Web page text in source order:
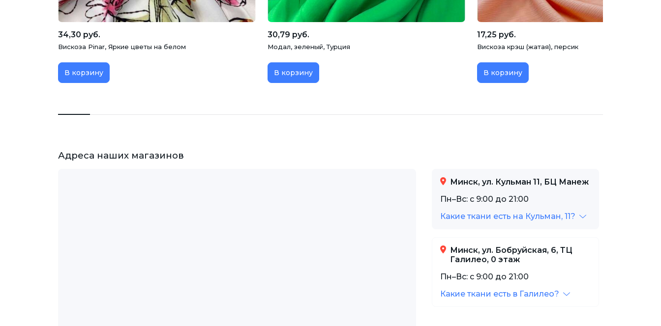
34,30 руб.
Вискоза Pinar, Яркие цветы на белом
В корзину
30,79 руб.
Модал, зеленый, Турция
В корзину
17,25 руб.
Вискоза крэш (жатая), персик
В корзину
Адреса наших магазинов
Минск, ул. Кульман 11, БЦ Манеж
Пн–Вс: с 9:00 до 21:00
Какие ткани есть на Кульман, 11?
Минск, ул. Бобруйская, 6, ТЦ
Галилео, 0 этаж
Пн–Вс: с 9:00 до 21:00
Какие ткани есть в Галилео?